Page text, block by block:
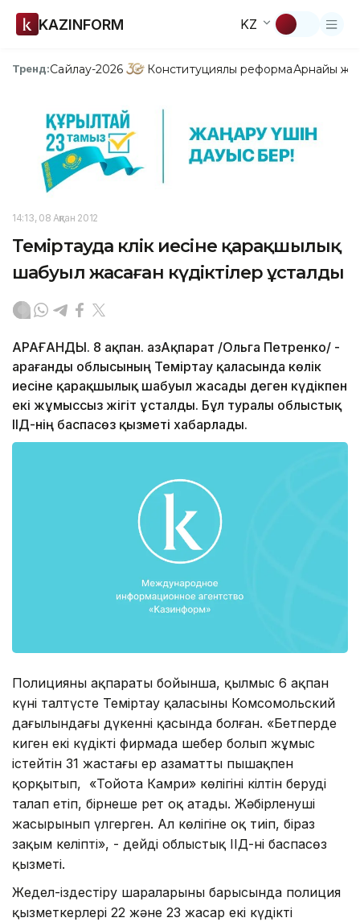
KAZINFORM KZ
Тренд:Сайлау-2026 Конституциялық реформаАрнайы
14:13, 08 Ақпан 2012
Теміртауда көлік иесіне қарақшылық
шабуыл жасаған күдіктілер ұсталды
ҚАРАҒАНДЫ. 8 ақпан. ҚазАқпарат /Ольга Петренко/ -
Қарағанды облысының Теміртау қаласында көлік
иесіне қарақшылық шабуыл жасады деген күдікпен
екі жұмыссыз жігіт ұсталды. Бұл туралы облыстық
ІІД-нің баспасөз қызметі хабарлады.
Полицияның ақпараты бойынша, қылмыс 6 ақпан
күні талтүсте Теміртау қаласының Комсомольский
даңғылындағы дүкеннің қасында болған. «Бетперде
киген екі күдікті фирмада шебер болып жұмыс
істейтін 31 жастағы ер азаматты пышақпен
қорқытып, «Тойота Камри» көлігінің кілтін беруді
талап етіп, бірнеше рет оқ атады. Жәбірленуші
жасырынып үлгерген. Ал көлігіне оқ тиіп, біраз
зақым келіпті», - дейді облыстық ІІД-нің баспасөз
қызметі.
Жедел-іздестіру шараларының барысында полиция
қызметкерлері 22 және 23 жасар екі күдікті